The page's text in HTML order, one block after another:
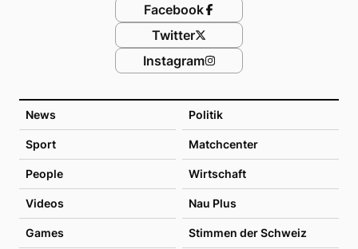
News Politik
Sport Matchcenter
People Wirtschaft
Videos Nau Plus
Games Stimmen der Schweiz
Facebook
Twitter
Instagram